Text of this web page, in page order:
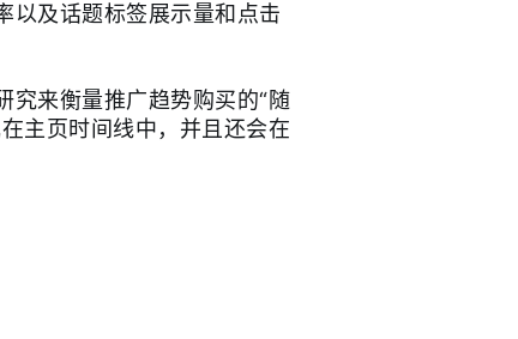
以及话题标签展示量和点击
究来衡量推广趋势购买的“随
主页时间线中，并且还会在